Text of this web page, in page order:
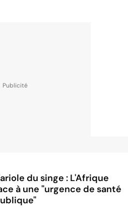
du singe : L'Afrique
à une "urgence de santé